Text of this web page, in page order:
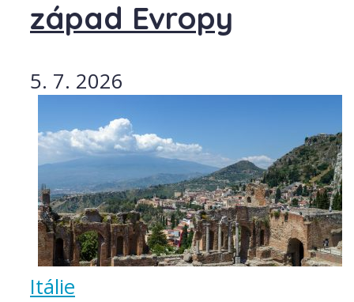
západ Evropy
5. 7. 2026
Itálie